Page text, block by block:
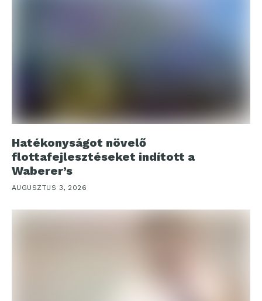
Hatékonyságot növelő
flottafejlesztéseket indított a
Waberer’s
AUGUSZTUS 3, 2026